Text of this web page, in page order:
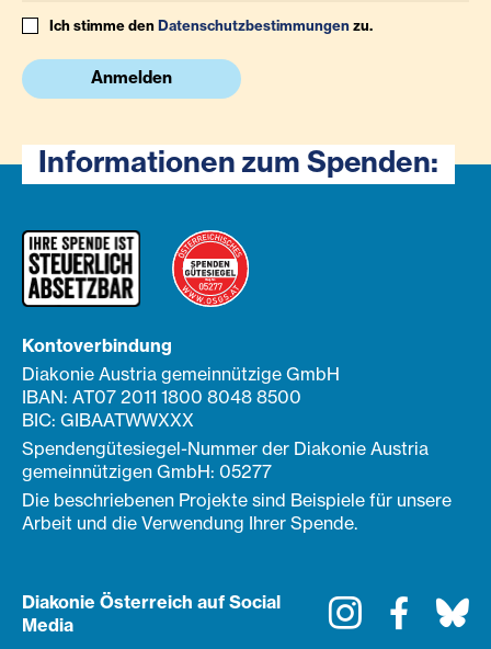
Ich stimme denDatenschutzbestimmungenzu.
Anmelden
Informationen zum Spenden:
Kontoverbindung
Diakonie Austria gemeinnützige GmbH
IBAN: AT07 2011 1800 8048 8500
BIC: GIBAATWWXXX
Spendengütesiegel-Nummer der Diakonie Austria
gemeinnützigen GmbH: 05277
Die beschriebenen Projekte sind Beispiele für unsere
Arbeit und die Verwendung Ihrer Spende.
Diakonie Österreich auf Social
Media
Instagram